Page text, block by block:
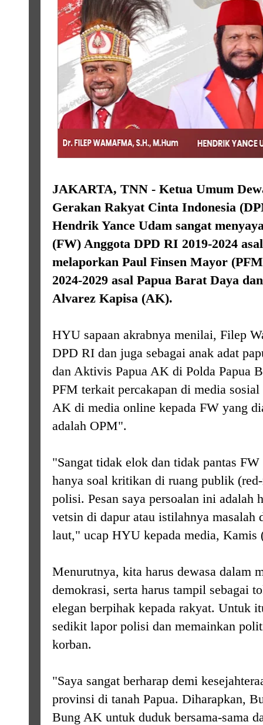
JAKARTA, TNN - Ketua Umum
Gerakan Rakyat Cinta Indonesia
Hendrik Yance Udam sangat
(FW) Anggota DPD RI 2019-2024
melaporkan Paul Finsen Mayor
2024-2029 asal Papua Barat Daya
Alvarez Kapisa (AK).
HYU sapaan akrabnya menilai, Filep
DPD RI dan juga sebagai anak adat
dan Aktivis Papua AK di Polda Papua
PFM terkait percakapan di media
AK di media online kepada FW yang
adalah OPM".
"Sangat tidak elok dan tidak pantas
hanya soal kritikan di ruang publik
polisi. Pesan saya persoalan ini adalah
vetsin di dapur atau istilahnya masalah
laut," ucap HYU kepada media, Kamis
Menurutnya, kita harus dewasa dalam
demokrasi, serta harus tampil sebagai
elegan berpihak kepada rakyat. Untuk
sedikit lapor polisi dan memainkan
korban.
"Saya sangat berharap demi
provinsi di tanah Papua. Diharapkan,
Bung AK untuk duduk bersama-sama